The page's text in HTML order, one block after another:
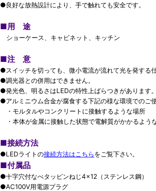
●良好な放熱設計により、手で触れても安全です。
■用 途
ショーケース、キャビネット、キッチン
■注 意
●スイッチを切っても、微小電流が流れて光を発する
●調光器との併用はできません。
●発光色、明るさはLEDの特性上ばらつきがあります。
●アルミニウム合金が腐食する下記の様な環境でのご
・モルタルやコンクリートに接触するような場所
・本体が金属に接触した状態で電解質がかかるよう
■接続方法
●LEDライトの接続方法はこちらをご覧下さい。
■付属品
●十字穴付なべタッピンねじ4×12（ステンレス鋼）
●AC100V用電源プラグ